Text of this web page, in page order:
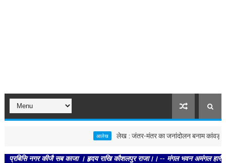
लेख : जंतर-मंतर का जनांदोलन बनाम कांवड़ यात्रा
नगर कीजै सब काजा । हृदय राखि कौशलपुर राजा।। -- मंगल भवन अमंगल हारी। द्रवहु